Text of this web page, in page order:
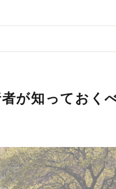
が知っておく